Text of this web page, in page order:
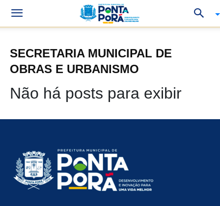
SECRETARIA MUNICIPAL DE
OBRAS E URBANISMO
Não há posts para exibir